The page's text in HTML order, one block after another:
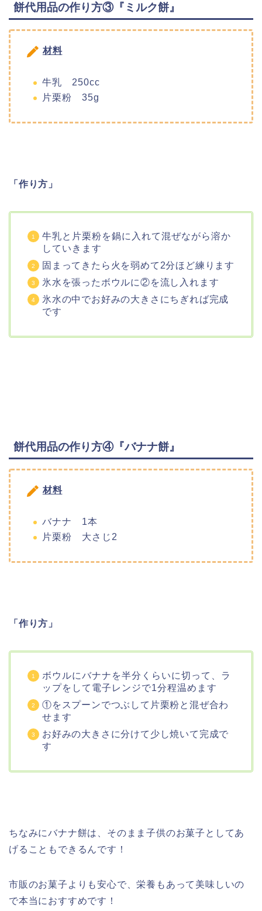
餅代用品の作り方③『ミルク餅』
材料
牛乳 250cc
片栗粉 35g
「作り方」
牛乳と片栗粉を鍋に入れて混ぜながら溶か
していきます
固まってきたら火を弱めて2分ほど練ります
氷水を張ったボウルに②を流し入れます
氷水の中でお好みの大きさにちぎれば完成
です
餅代用品の作り方④『バナナ餅』
材料
バナナ 1本
片栗粉 大さじ2
「作り方」
ボウルにバナナを半分くらいに切って、ラ
ップをして電子レンジで1分程温めます
①をスプーンでつぶして片栗粉と混ぜ合わ
せます
お好みの大きさに分けて少し焼いて完成で
す
ちなみにバナナ餅は、そのまま子供のお菓子としてあ
げることもできるんです！
市販のお菓子よりも安心で、栄養もあって美味しいの
で本当におすすめです！